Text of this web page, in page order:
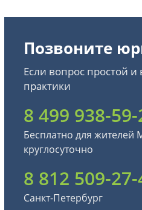
Позвоните
Если вопрос простой и
практики
8 499 938-
Бесплатно для
круглосуточно
8 812 509-
Санкт-Петербург